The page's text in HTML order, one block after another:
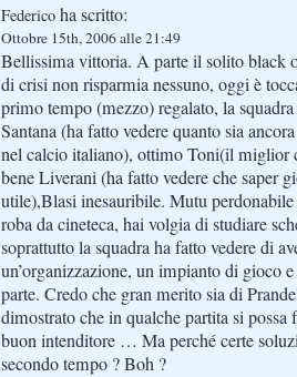
Federico ha scritto:
Ottobre 15th, 2006 alle 21:49
Bellissima vittoria. A parte il solito black
di crisi non risparmia nessuno, oggi è
primo tempo (mezzo) regalato, la
Santana (ha fatto vedere quanto sia
nel calcio italiano), ottimo Toni(il miglior
bene Liverani (ha fatto vedere che saper
utile),Blasi inesauribile. Mutu
roba da cineteca, hai volgia di studiare
soprattutto la squadra ha fatto vedere di
un’organizzazione, un impianto di gioco
parte. Credo che gran merito sia di
dimostrato che in qualche partita si
buon intenditore … Ma perché certe
secondo tempo ? Boh ?